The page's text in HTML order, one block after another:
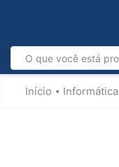
Início • Informática